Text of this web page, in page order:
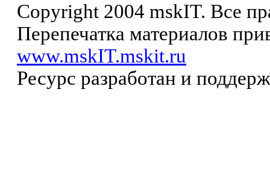
Copyright 2004 mskIT. Все
Перепечатка материалов
www.mskIT.mskit.ru
Ресурс разработан и